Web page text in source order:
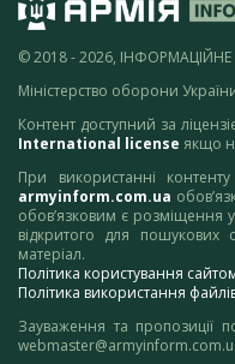
© 2018 - 2026,
Міністерство оборони
Контент доступний за
International license якщо
При використанні
armyinform.com.ua
обов’язковим є розміщення
відкритого для пошукових
матеріал.
Політика користування
Політика використання
Зауваження та пропозиції